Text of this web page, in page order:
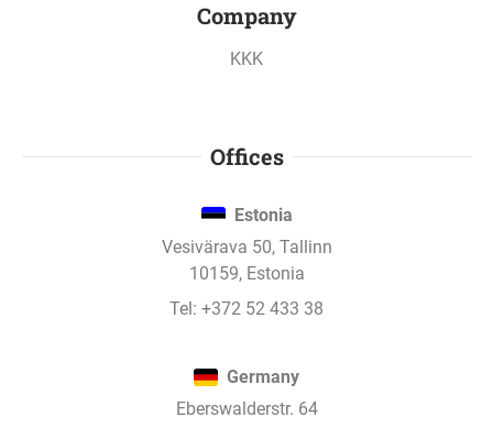
Company
KKK
Offices
Estonia
Vesivärava 50, Tallinn
10159, Estonia
Tel: +372 52 433 38
Germany
Eberswalderstr. 64